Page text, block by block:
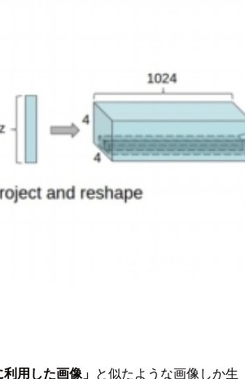
利用した画像」 と似たような画像しか生